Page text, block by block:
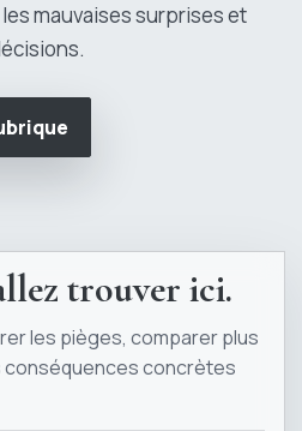
mauvaises surprises et
trouver ici.
les pièges, comparer plus
concrètes